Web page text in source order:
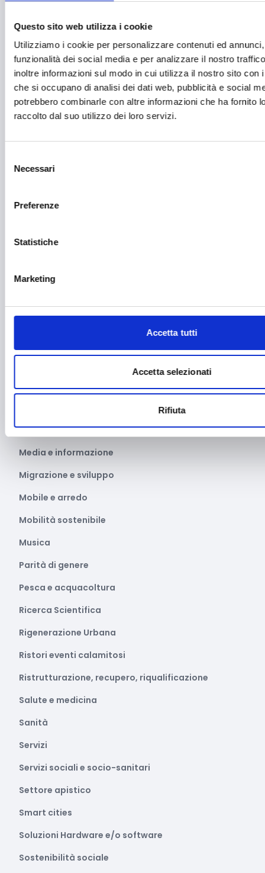
Questo sito web utilizza i cookie
Utilizziamo i cookie per personalizzare contenuti ed
funzionalità dei social media e per analizzare il nostro
inoltre informazioni sul modo in cui utilizza il nostro sito con
che si occupano di analisi dei dati web, pubblicità e social
potrebbero combinarle con altre informazioni che ha fornito
raccolto dal suo utilizzo dei loro servizi.
delNecessari
Preferenze
Statistiche
Marketing
Accetta tutti
Accetta selezionati
Rifiuta
Fashion
Festival e mostre
Fiere ed eventi
Formazione e lavoro
Fotovoltaico
Gastronomia
Imprenditoria femminile
Intelligenza Artificiale
Libro e lettura
Manifestazioni Sportive
Marketing e comunicazione
Media e informazione
Migrazione e sviluppo
Mobile e arredo
Mobilità sostenibile
Musica
Parità di genere
Pesca e acquacoltura
Ricerca Scientifica
Rigenerazione Urbana
Ristori eventi calamitosi
Ristrutturazione, recupero, riqualificazione
Salute e medicina
Sanità
Servizi
Servizi sociali e socio-sanitari
Settore apistico
Smart cities
Soluzioni Hardware e/o software
Sostenibilità sociale